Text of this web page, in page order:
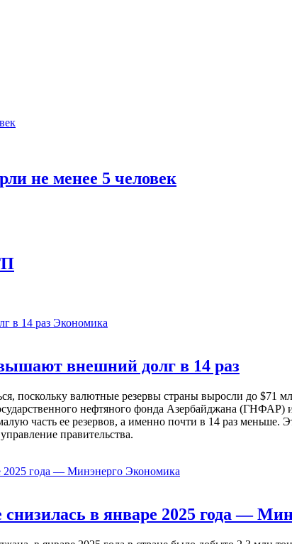
не менее 5 человек
Экономика
внешний долг в 14 раз
поскольку валютные резервы страны выросли до $71
нефтяного фонда Азербайджана (ГНФАР)
часть ее резервов, а именно почти в 14 раз меньше.
правительства.
Экономика
в январе 2025 года —